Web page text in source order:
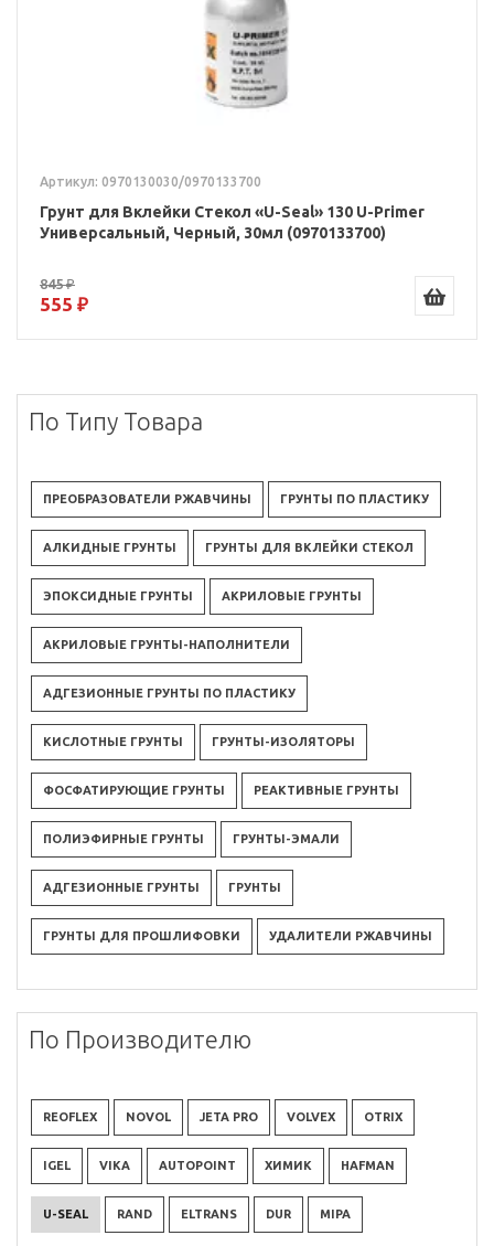
Артикул: 0970130030/0970133700
Грунт для Вклейки Стекол «U-Seal» 130 U-Primer
Универсальный, Черный, 30мл (0970133700)
845 ₽
555 ₽
По Типу Товара
ПРЕОБРАЗОВАТЕЛИ РЖАВЧИНЫ ГРУНТЫ ПО ПЛАСТИКУ
АЛКИДНЫЕ ГРУНТЫ ГРУНТЫ ДЛЯ ВКЛЕЙКИ СТЕКОЛ
ЭПОКСИДНЫЕ ГРУНТЫ АКРИЛОВЫЕ ГРУНТЫ
АКРИЛОВЫЕ ГРУНТЫ-НАПОЛНИТЕЛИ
АДГЕЗИОННЫЕ ГРУНТЫ ПО ПЛАСТИКУ
КИСЛОТНЫЕ ГРУНТЫ ГРУНТЫ-ИЗОЛЯТОРЫ
ФОСФАТИРУЮЩИЕ ГРУНТЫ РЕАКТИВНЫЕ ГРУНТЫ
ПОЛИЭФИРНЫЕ ГРУНТЫ ГРУНТЫ-ЭМАЛИ
АДГЕЗИОННЫЕ ГРУНТЫ ГРУНТЫ
ГРУНТЫ ДЛЯ ПРОШЛИФОВКИ УДАЛИТЕЛИ РЖАВЧИНЫ
По Производителю
REOFLEX NOVOL JETA PRO VOLVEX OTRIX
IGEL VIKA AUTOPOINT ХИМИК HAFMAN
U-SEAL RAND ELTRANS DUR MIPA